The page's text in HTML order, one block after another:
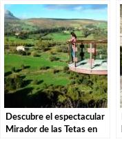
Descubre el espectacular
Mirador de las Tetas en